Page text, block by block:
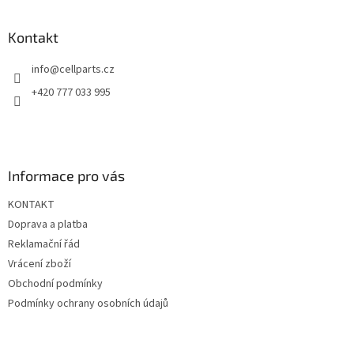
Kontakt
info@cellparts.cz
+420 777 033 995
Informace pro vás
KONTAKT
Doprava a platba
Reklamační řád
Vrácení zboží
Obchodní podmínky
Podmínky ochrany osobních údajů